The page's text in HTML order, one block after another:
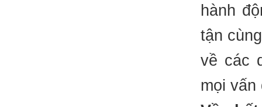
hành
tận
về các
mọi vấn